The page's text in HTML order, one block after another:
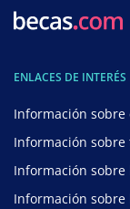
ENLACES DE INTERÉS
Información sobre
Información sobre
Información sobre
Información sobre